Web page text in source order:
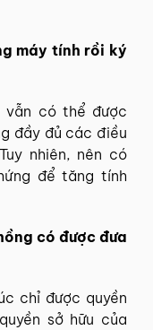
máy tính rồi ký
vẫn có thể được
đầy đủ các điều
nhiên, nên có
để tăng tính
có được đưa
chỉ được quyền
sở hữu của